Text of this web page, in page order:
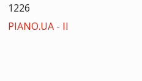
1226
PIANO.UA - II